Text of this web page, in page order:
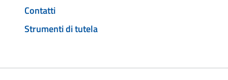
Contatti
Strumenti di tutela